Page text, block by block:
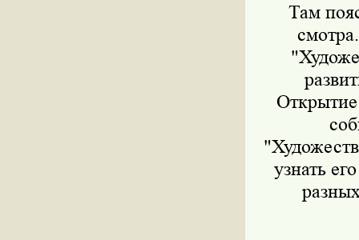
Там
узнать